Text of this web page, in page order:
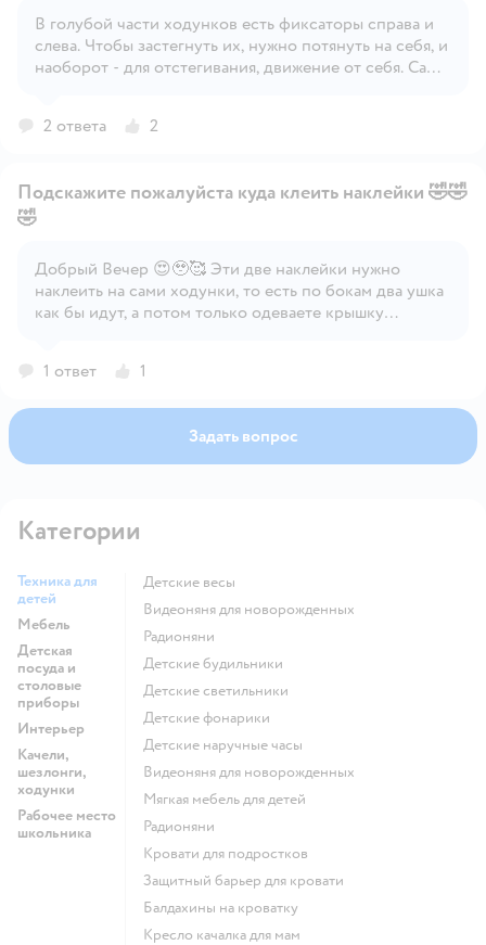
Открыть вопрос
В голубой части ходунков есть фиксаторы справа и
слева. Чтобы застегнуть их, нужно потянуть на себя, и
наоборот - для отстегивания, движение от себя. Сами
можно крепить повыше и пониже (на руле есть пазы)
2 ответа 2
Открыть вопрос
Подскажите пожалуйста куда клеить наклейки 🤣🤣
🤣
Добрый Вечер 😍🥹🥰 Эти две наклейки нужно
наклеить на сами ходунки, то есть по бокам два ушка
как бы идут, а потом только одеваете крышку
1 ответ
1
Задать вопрос
Категории
Техника для
детей
Мебель
Детская
посуда и
столовые
приборы
Интерьер
Качели,
шезлонги,
ходунки
Рабочее место
школьника
Детские весы
Видеоняня для новорожденных
Радионяни
Детские будильники
Детские светильники
Детские фонарики
Детские наручные часы
Видеоняня для новорожденных
Мягкая мебель для детей
Радионяни
Кровати для подростков
Защитный барьер для кровати
Балдахины на кроватку
Кресло качалка для мам